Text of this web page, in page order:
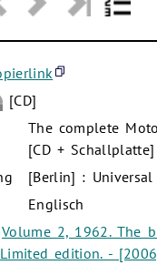
[CD]
The complete
[CD + Schallplatte]
[Berlin] :
Englisch
Volume 2, 1962. The
Limited edition. -